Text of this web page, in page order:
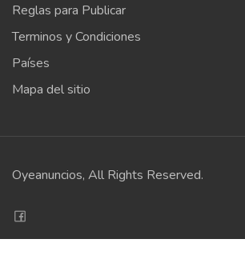
Reglas para Publicar
Terminos y Condiciones
Países
Mapa del sitio
Oyeanuncios, All Rights Reserved.